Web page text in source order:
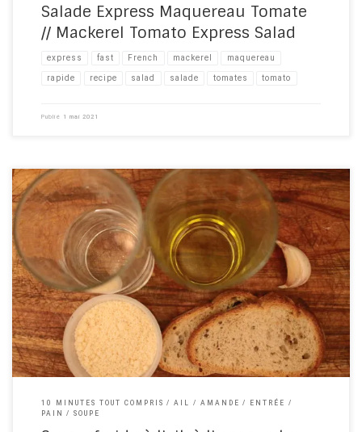
Salade Express Maquereau Tomate
// Mackerel Tomato Express Salad
express fast French mackerel maquereau
rapide recipe​ salad salade tomates tomato
Publié 1 mai 2021
Dans la lignée de la recette du gazpacho express, voici son
équivalent, en blanc ! “El ajo blanco” ou soupe froide à l’ail, est un
classique de la cuisine espagnole. Le mélange d’ail, d’amande et
d’huile d’olive, exprime l’essence même […]
10 MINUTES TOUT COMPRIS AIL AMANDE
ENTRÉE
PAIN
SOUPE